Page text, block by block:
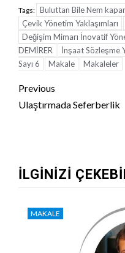
Tags: Buluttan Bile Nem
Çevik Yönetim Yaklaşımları
Değişim Mimarı İnovatif
DEMİRER
İnşaat Sözleşme
Sayı 6
Makale Makaleler
Continue
Reading
Previous
Ulaştırmada Seferberlik
İLGINIZI
MAKALE